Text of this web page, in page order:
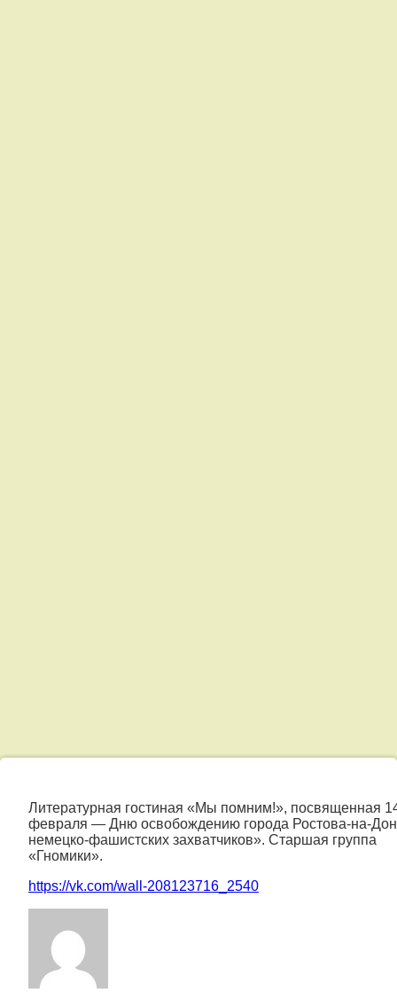
гостиная
«Мы
помним!»,
посвященная
февраля
Литературная гостиная «Мы помним!», посвященная
февраля — Дню освобождению города Ростова-на-
немецко-фашистских захватчиков». Старшая группа
«Гномики».
https://vk.com/wall-208123716_2540